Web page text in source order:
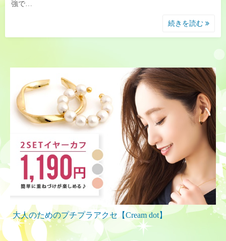
強で…
続きを読む
大人のためのプチプラアクセ【Cream dot】